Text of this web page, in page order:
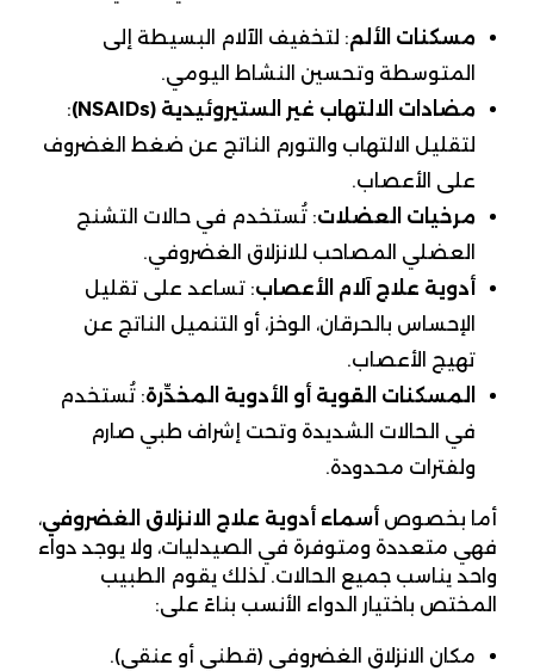
مسكنات الألم: لتخفيف الآلام البسيطة إلى
المتوسطة وتحسين النشاط اليومي.
مضادات الالتهاب غير الستيروئيدية (NSAIDs)
:
لتقليل الالتهاب والتورم الناتج عن ضغط الغضروف
على الأعصاب.
مرخيات العضلات: تُستخدم في حالات التشنج
العضلي المصاحب للانزلاق الغضروفي.
أدوية علاج آلام الأعصاب: تساعد على تقليل
الإحساس بالحرقان، الوخز، أو التنميل الناتج عن
تهيج الأعصاب.
المسكنات القوية أو الأدوية المخدِّرة: تُستخدم
في الحالات الشديدة وتحت إشراف طبي صارم
ولفترات محدودة.
أما بخصوص أسماء أدوية علاج الانزلاق الغضروفي،
فهي متعددة ومتوفرة في الصيدليات، ولا يوجد دواء
واحد يناسب جميع الحالات. لذلك يقوم الطبيب
المختص باختيار الدواء الأنسب بناءً على:
مكان الانزلاق الغضروفي (قطني أو عنقي).